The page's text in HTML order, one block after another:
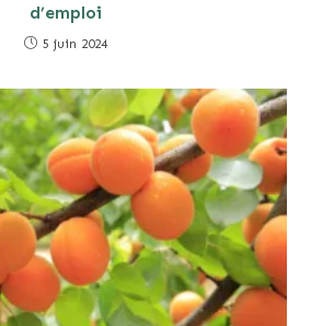
d’emploi
5 juin 2024